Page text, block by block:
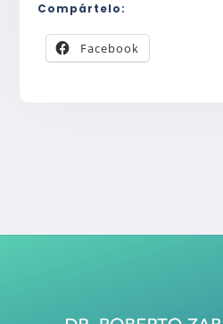
Compártelo:
Facebook